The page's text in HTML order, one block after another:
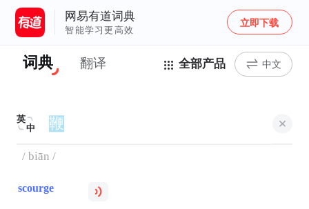
网易有道词典
智能学习更高效
立即下载
词典 翻译 全部产品 中文
英
中
/ biān /
scourge